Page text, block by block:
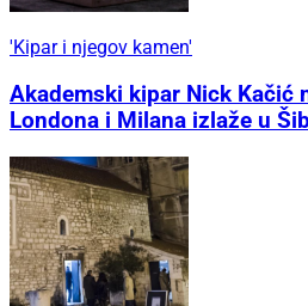
'Kipar i njegov kamen'
Akademski kipar Nick Kačić
Londona i Milana izlaže u